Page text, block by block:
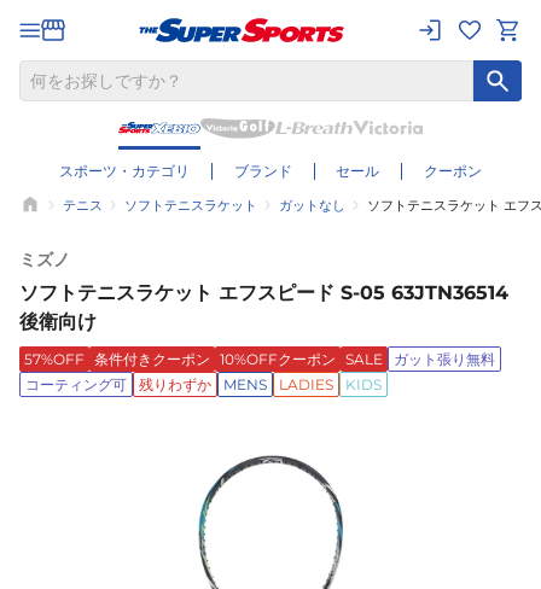
スポーツ・カテゴリ ブランド セール クーポン
テニス ソフトテニスラケット ガットなし ソフトテニスラケット エフ
ミズノ
ソフトテニスラケット エフスピード S-05 63JTN36514
後衛向け
57%OFF 条件付きクーポン 10%OFFクーポン SALE
ガット張り無料
コーティング可
残りわずか MENS LADIES KIDS